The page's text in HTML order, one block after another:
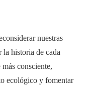
nuestras
la historia de cada
consciente,
ecológico y fomentar